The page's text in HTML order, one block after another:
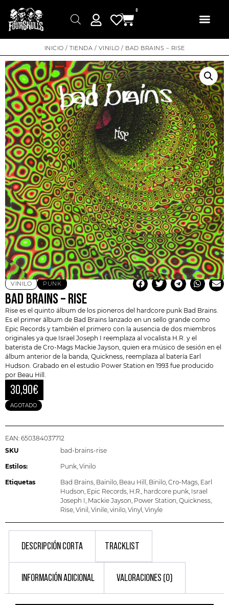
0
INICIO / TIENDA / VINILO / BAD BRAINS – RISE
VINILO PUNK
BAD BRAINS – RISE
Rise es el quinto álbum de los pioneros del hardcore punk Bad Brains
Es el primer álbum de Bad Brains lanzado en un sello grande como
Epic Records y también el primero con la ausencia de dos miembros
originales ya que Israel Joseph I reemplaza al vocalista H.R. y el
baterista de Cro-Mags Mackie Jayson, quien era músico de sesión en el
álbum anterior de la banda, Quickness, reemplaza al batería Earl
Hudson. Grabado en el estudio Power Station en 1993 fue producido
por Beau Hill.
30,90€
AGOTADO
EAN: 650384037712
SKU
bad-brains-rise
Estilos: Punk, Vinilo
Etiquetas Bad Brains, Bainilo, Beau Hill , Binilo, Cro-Mags, Earl
Hudson, Epic Records, H.R., hardcore punk, Israel
Joseph I, Mackie Jayson, Power Station, Quickness,
Rise, Vinil , Vinile, vinilo, Vinyl, Vinyle
DESCRIPCIÓN CORTA TRACKLIST
INFORMACIÓN ADICIONAL VALORACIONES (0)